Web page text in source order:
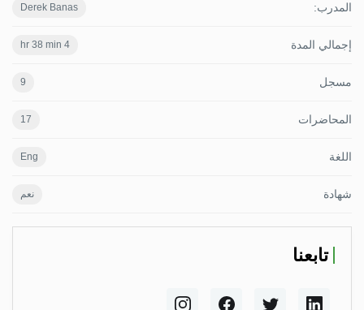
المدرب: Derek Banas
إجمالي المدة 4 hr 38 min
مسجل 9
المحاضرات 17
اللغة Eng
شهادة نعم
تابعنا